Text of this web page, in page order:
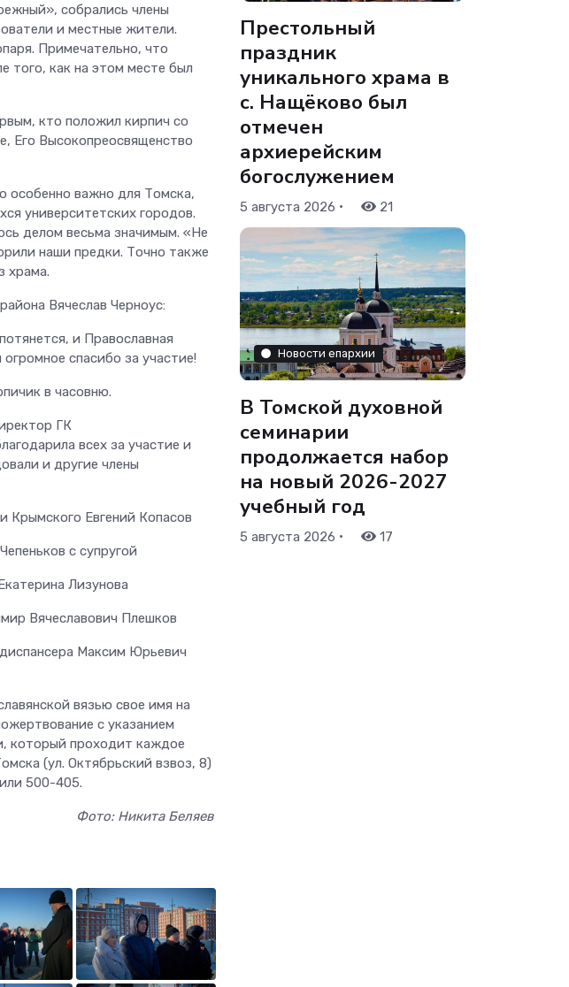
собрались члены
и местные жители.
Примечательно, что
того, как на этом месте был
кто положил кирпич со
Его Высокопреосвященство
особенно важно для Томска,
университетских городов.
делом весьма значимым. «Не
наши предки. Точно также
храма.
Вячеслав Черноус:
и Православная
спасибо за участие!
в часовню.
ГК
всех за участие и
и другие члены
Крымского Евгений Копасов
с супругой
Лизунова
Вячеславович Плешков
диспансера Максим Юрьевич
вязью свое имя на
с указанием
который проходит каждое
(ул. Октябрьский взвоз, 8)
500-405.
Фото: Никита Беляев
Престольный
праздник
уникального храма в
с. Нащёково был
отмечен
архиерейским
богослужением
5 августа 2026 • 21
Новости епархии
В Томской духовной
семинарии
продолжается набор
на новый 2026-2027
учебный год
5 августа 2026 • 17